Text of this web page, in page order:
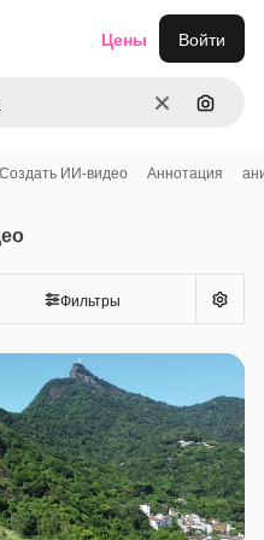
ОчиститьПоиск
Цены Войти
Создать ИИ-видео Аннотация
Фильтры